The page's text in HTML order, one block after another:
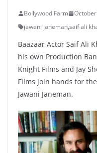
Bollywood Farm
jawani janeman,saif ali
Baazaar Actor Saif Ali
his own Production
Knight Films and Jay
Films join hands for
Jawani Janeman.